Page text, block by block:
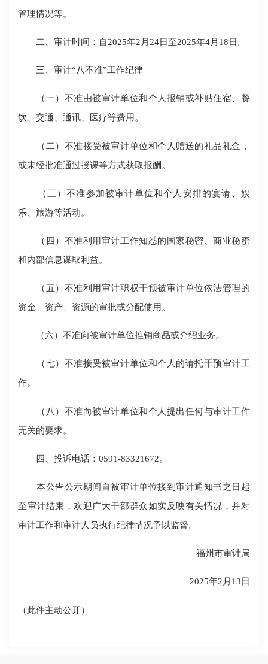
管理情况等。
二、审计时间：自2025年2月24日至2025年4月18日。
三、审计“八不准”工作纪律
（一）不准由被审计单位和个人报销或补贴住宿、餐
饮、交通、通讯、医疗等费用。
（二）不准接受被审计单位和个人赠送的礼品礼金，
或未经批准通过授课等方式获取报酬。
（三）不准参加被审计单位和个人安排的宴请、娱
乐、旅游等活动。
（四）不准利用审计工作知悉的国家秘密、商业秘密
和内部信息谋取利益。
（五）不准利用审计职权干预被审计单位依法管理的
资金、资产、资源的审批或分配使用。
（六）不准向被审计单位推销商品或介绍业务。
（七）不准接受被审计单位和个人的请托干预审计工
作。
（八）不准向被审计单位和个人提出任何与审计工作
无关的要求。
四、投诉电话：0591-83321672。
本公告公示期间自被审计单位接到审计通知书之日起
至审计结束，欢迎广大干部群众如实反映有关情况，并对
审计工作和审计人员执行纪律情况予以监督。
福州市审计局
2025年2月13日
（此件主动公开）